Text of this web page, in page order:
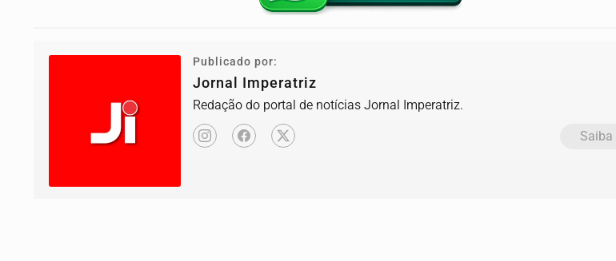
Publicado por:
Jornal Imperatriz
Redação do portal de notícias Jornal Imperatriz.